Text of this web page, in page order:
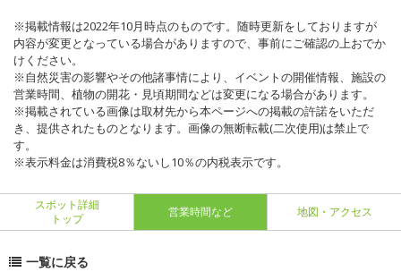
※掲載情報は2022年10月時点のものです。随時更新をしておりますが
内容が変更となっている場合がありますので、事前にご確認の上おでか
けください。
※自然災害の影響やその他諸事情により、イベントの開催情報、施設の
営業時間、植物の開花・見頃期間などは変更になる場合があります。
※掲載されている画像は取材先から本ページへの掲載の許諾をいただ
き、提供されたものとなります。画像の無断転載(二次使用)は禁止で
す。
※表示料金は消費税8％ないし10％の内税表示です。
スポット詳細
トップ
営業時間など 地図・アクセス
一覧に戻る